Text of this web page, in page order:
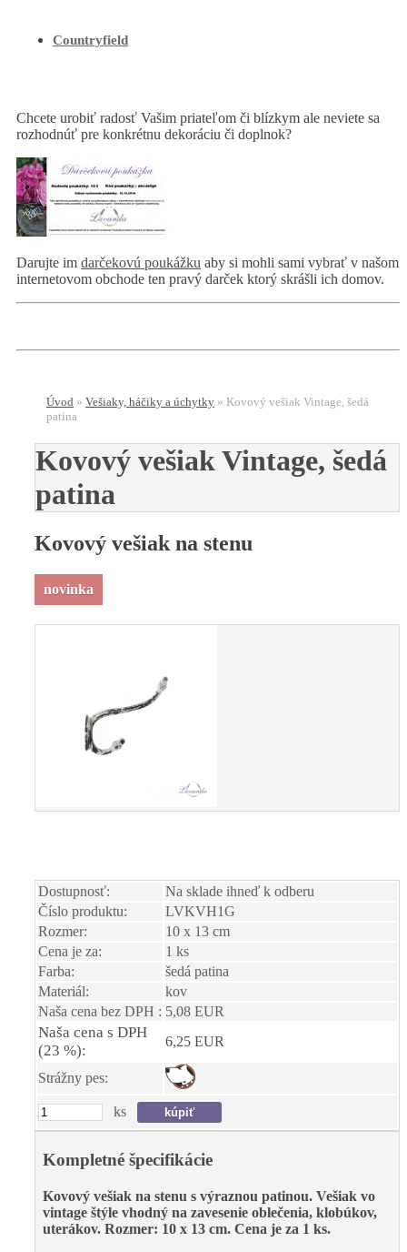
Countryfield
Chcete urobiť radosť Vašim priateľom či blízkym ale neviete sa
rozhodnúť pre konkrétnu dekoráciu či doplnok?
Darujte im darčekovú poukážku aby si mohli sami vybrať v našom
internetovom obchode ten pravý darček ktorý skrášli ich domov.
Úvod » Vešiaky, háčiky a úchytky » Kovový vešiak Vintage, šedá
patina
Kovový vešiak Vintage, šedá
patina
Kovový vešiak na stenu
novinka
Dostupnosť:
Na sklade ihneď k odberu
Číslo produktu:
LVKVH1G
Rozmer:
10 x 13 cm
Cena je za:
1 ks
Farba:
šedá patina
Materiál:
kov
Naša cena bez DPH : 5,08 EUR
Naša cena s DPH
(23 %):
6,25 EUR
Strážny pes:
ks
Kompletné špecifikácie
Kovový vešiak na stenu s výraznou patinou. Vešiak vo
vintage štýle vhodný na zavesenie oblečenia, klobúkov,
uterákov. Rozmer: 10 x 13 cm. Cena je za 1 ks.